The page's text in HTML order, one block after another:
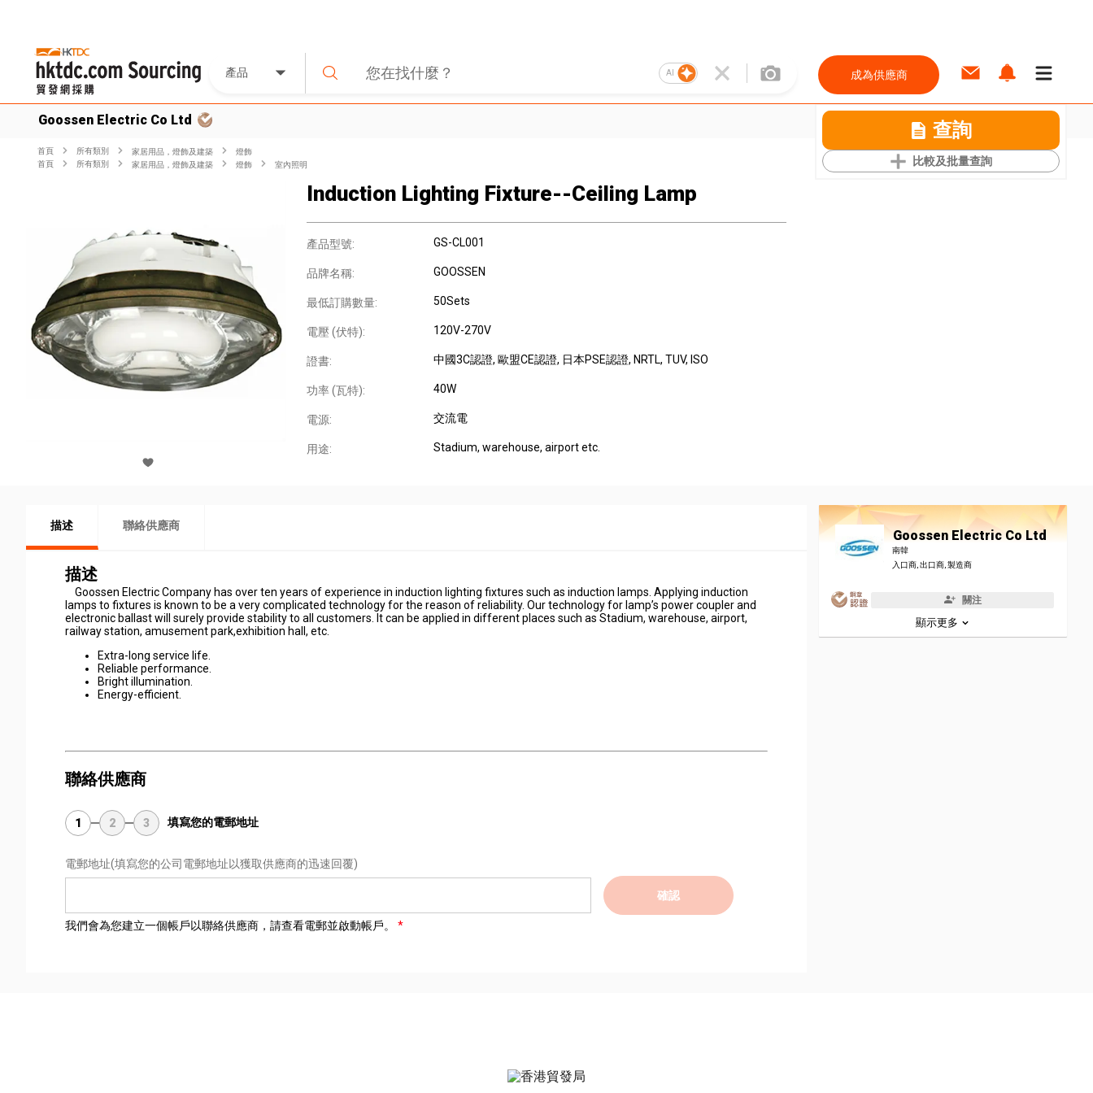
產品 AI 成為供應商
Goossen Electric Co Ltd 查詢
比較及批量查詢
首頁 所有類別 家居用品，燈飾及建築
燈飾
首頁
所有類別 家居用品，燈飾及建築 燈飾 室內照明
Induction Lighting Fixture--Ceiling Lamp
產品型號: GS-CL001
品牌名稱: GOOSSEN
最低訂購數量: 50Sets
電壓 (伏特): 120V-270V
證書: 中國3C認證, 歐盟CE認證, 日本PSE認證, NRTL, TUV, ISO
功率 (瓦特): 40W
電源: 交流電
用途: Stadium, warehouse, airport etc.
描述 聯絡供應商
描述
Goossen Electric Company has over ten years of experience in induction lighting fixtures such as induction lamps. Applying induction
lamps to fixtures is known to be a very complicated technology for the reason of reliability. Our technology for lamp’s power coupler and
electronic ballast will surely provide stability to all customers. It can be applied in different places such as Stadium, warehouse, airport,
railway station, amusement park,exhibition hall, etc.
Extra-long service life.
Reliable performance.
Bright illumination.
Energy-efficient.
聯絡供應商
1 2 3 填寫您的電郵地址
電郵地址(填寫您的公司電郵地址以獲取供應商的迅速回覆)
確認
我們會為您建立一個帳戶以聯絡供應商，請查看電郵並啟動帳戶。
Goossen Electric Co Ltd
南韓
入口商, 出口商, 製造商
關注
顯示更多